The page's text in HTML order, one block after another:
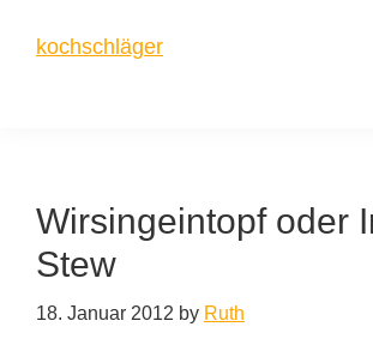
Inhalt
Seitenspalte
kochschläger
Wirsingeintopf oder
Stew
18. Januar 2012 by Ruth